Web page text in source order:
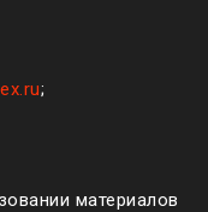
;
материалов